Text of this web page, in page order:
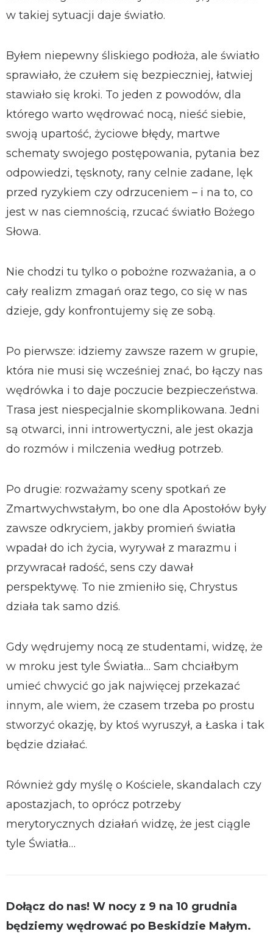
w takiej sytuacji daje światło.
Byłem niepewny śliskiego podłoża, ale światło
sprawiało, że czułem się bezpieczniej, łatwiej
stawiało się kroki. To jeden z powodów, dla
którego warto wędrować nocą, nieść siebie,
swoją upartość, życiowe błędy, martwe
schematy swojego postępowania, pytania bez
odpowiedzi, tęsknoty, rany celnie zadane, lęk
przed ryzykiem czy odrzuceniem – i na to, co
jest w nas ciemnością, rzucać światło Bożego
Słowa.
Nie chodzi tu tylko o pobożne rozważania, a o
cały realizm zmagań oraz tego, co się w nas
dzieje, gdy konfrontujemy się ze sobą.
Po pierwsze: idziemy zawsze razem w grupie,
która nie musi się wcześniej znać, bo łączy nas
wędrówka i to daje poczucie bezpieczeństwa.
Trasa jest niespecjalnie skomplikowana. Jedni
są otwarci, inni introwertyczni, ale jest okazja
do rozmów i milczenia według potrzeb.
Po drugie: rozważamy sceny spotkań ze
Zmartwychwstałym, bo one dla Apostołów były
zawsze odkryciem, jakby promień światła
wpadał do ich życia, wyrywał z marazmu i
przywracał radość, sens czy dawał
perspektywę. To nie zmieniło się, Chrystus
działa tak samo dziś.
Gdy wędrujemy nocą ze studentami, widzę, że
w mroku jest tyle Światła… Sam chciałbym
umieć chwycić go jak najwięcej przekazać
innym, ale wiem, że czasem trzeba po prostu
stworzyć okazję, by ktoś wyruszył, a Łaska i tak
będzie działać.
Również gdy myślę o Kościele, skandalach czy
apostazjach, to oprócz potrzeby
merytorycznych działań widzę, że jest ciągle
tyle Światła…
Dołącz do nas! W nocy z 9 na 10 grudnia
będziemy wędrować po Beskidzie Małym.